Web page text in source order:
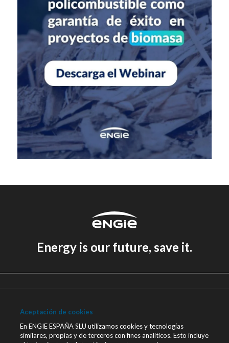
Energy is our future, save it.
Aviso legal
Política de Privacidad
Política de cookies
Canal Ético
Aceptación de cookies
En ENGIE ESPAÑA SLU utilizamos cookies y tecnologías
similares, propias y de terceros con fines analíticos. Esto incluye